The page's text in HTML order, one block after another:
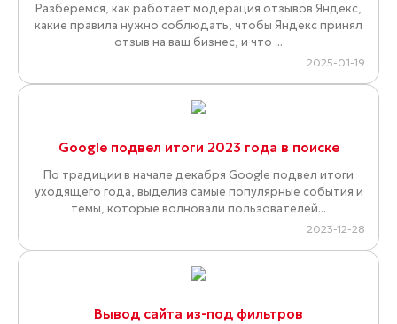
Разберемся, как работает модерация отзывов Яндекс,
какие правила нужно соблюдать, чтобы Яндекс принял
отзыв на ваш бизнес, и что ...
2025-01-19
Google подвел итоги 2023 года в поиске
По традиции в начале декабря Google подвел итоги
уходящего года, выделив самые популярные события и
темы, которые волновали пользователей...
2023-12-28
Вывод сайта из-под фильтров